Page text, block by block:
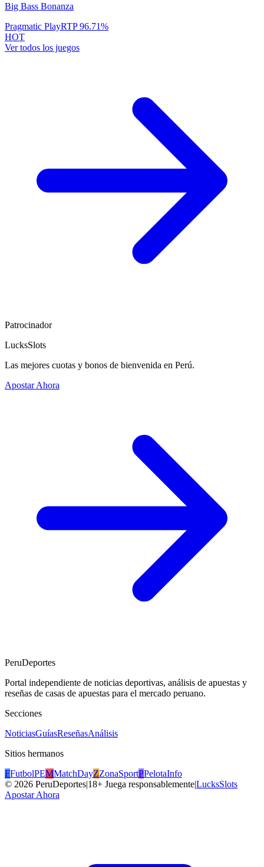
Big Bass Bonanza
Pragmatic PlayRTP96.71%
HOT
Ver todos los juegos
Patrocinador
LucksSlots
Las mejores cuotas y bonos de bienvenida en Perú.
Apostar Ahora
PeruDeportes
Portal independiente de noticias deportivas, análisis de apuestas y
reseñas de casas de apuestas para el mercado peruano.
Secciones
NoticiasGuíasReseñasAnálisis
Sitios hermanos
FFutbolPEMMatchDayZZonaSportPPelotaInfo
© 2026 PeruDeportes|18+ Juega responsablemente|LucksSlots
Apostar Ahora